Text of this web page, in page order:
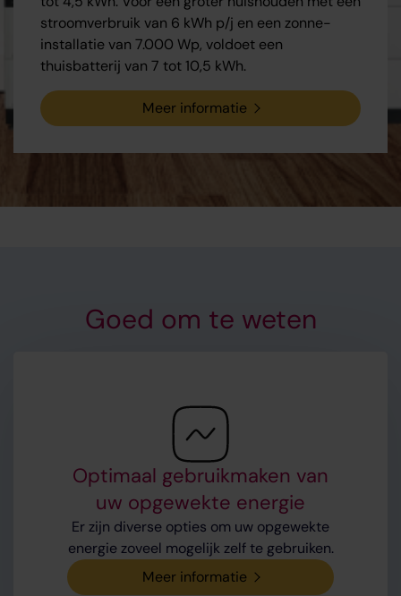
stroomverbruik van 6 kWh p/j en een zonne-
installatie van 7.000 Wp, voldoet een
thuisbatterij van 7 tot 10,5 kWh.
Meer informatie
Goed om te weten
Optimaal gebruikmaken van
uw opgewekte energie
Er zijn diverse opties om uw opgewekte
energie zoveel mogelijk zelf te gebruiken.
Meer informatie